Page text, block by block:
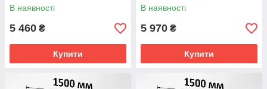
В наявності
5 460 ₴
Купити
В наявності
5 970 ₴
Купити